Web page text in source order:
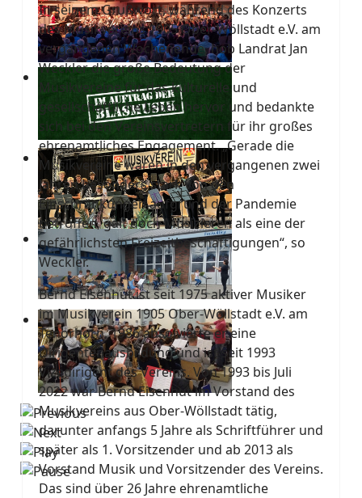
In seinem Grußwort, während des Konzerts
des Musikvereins 1905 Ober-Wöllstadt e.V. am
vergangenen Wochenende, hob Landrat Jan
Weckler die große Bedeutung der
Musikvereine für das kulturelle und
gesellschaftliche Leben hervor und bedankte
sich bei den Vereinsvertretern für ihr großes
ehrenamtliches Engagement. „Gerade die
Musikvereine waren in den vergangenen zwei
Jahren besonders stark von den
Einschränkungen aufgrund der Pandemie
betroffen, galt doch Musizieren als eine der
gefährlichsten Freizeitbeschäftigungen“, so
Weckler.
Bernd Eisenhut ist seit 1975 aktiver Musiker
im Musikverein 1905 Ober-Wöllstadt e.V. am
Tenorhorn. 1986 absolvierte er eine
Dirigentenausbildung und ist seit 1993
Vizedirigent des Vereins. Von 1993 bis Juli
2022 war Bernd Eisenhut im Vorstand des
Musikvereins aus Ober-Wöllstadt tätig,
darunter anfangs 5 Jahre als Schriftführer und
später als 1. Vorsitzender und ab 2013 als
Vorstand Musik und Vorsitzender des Vereins.
Das sind über 26 Jahre ehrenamtliche